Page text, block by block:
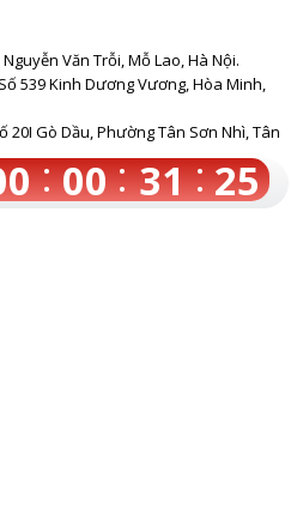
Văn Trỗi, Mỗ Lao, Hà Nội.
539 Kinh Dương Vương, Hòa Minh,
20I Gò Dầu, Phường Tân Sơn Nhì, Tân
Oai, Hà Nội, Việt Nam
00 31 24
: : :